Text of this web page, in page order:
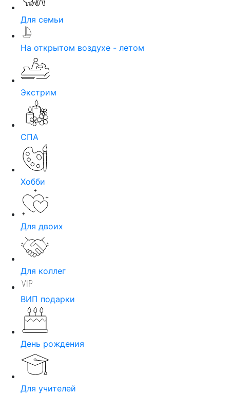
Для семьи
На открытом воздухе - летом
Экстрим
СПА
Хобби
Для двоих
Для коллег
ВИП подарки
День рождения
Для учителей